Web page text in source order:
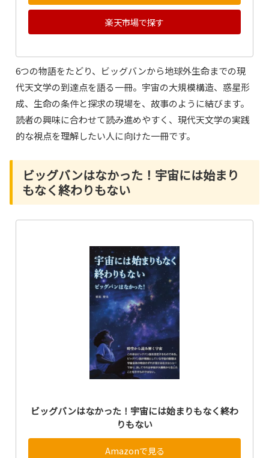
楽天市場で探す
6つの物語をたどり、ビッグバンから地球外生命までの現
代天文学の到達点を語る一冊。宇宙の大規模構造、惑星形
成、生命の条件と探求の現場を、故事のように結びます。
読者の興味に合わせて読み進めやすく、現代天文学の実践
的な視点を理解したい人に向けた一冊です。
ビッグバンはなかった！宇宙には始まり
もなく終わりもない
ビッグバンはなかった！宇宙には始まりもなく終わ
りもない
Amazonで見る